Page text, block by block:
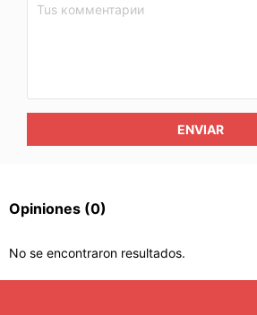
ENVIAR
Opiniones (0)
No se encontraron resultados.